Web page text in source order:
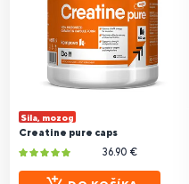
Sila, mozog
Creatine pure caps
36.90 €